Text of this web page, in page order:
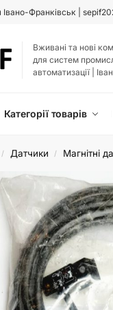
Франківськ |
Вживані та нові
для систем
автоматизації |
Категорії товарів
/ Датчики / Магнітні